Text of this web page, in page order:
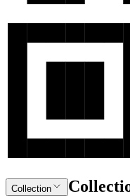
Collection